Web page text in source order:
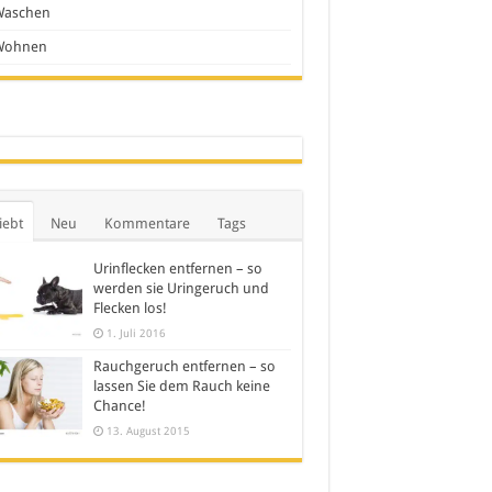
Neu Kommentare Tags
Urinflecken entfernen – so
werden sie Uringeruch und
Flecken los!
1. Juli 2016
Rauchgeruch entfernen – so
lassen Sie dem Rauch keine
Chance!
13. August 2015